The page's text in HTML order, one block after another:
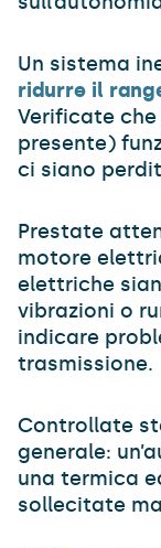
Un sistema
ridurre il
Verificate
presente)
ci siano
Prestate
motore
elettriche
vibrazioni o
indicare
trasmissione.
Controllate
generale:
una termica
sollecitate